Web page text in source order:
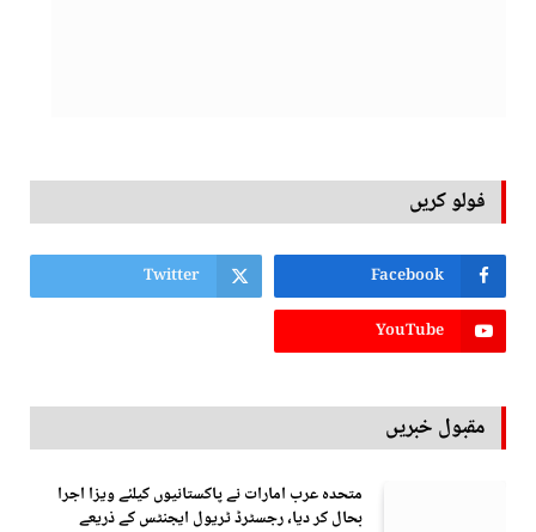
فولو کریں
Facebook
Twitter
YouTube
مقبول خبریں
متحدہ عرب امارات نے پاکستانیوں کیلئے ویزا اجرا
بحال کر دیا، رجسٹرڈ ٹریول ایجنٹس کے ذریعے